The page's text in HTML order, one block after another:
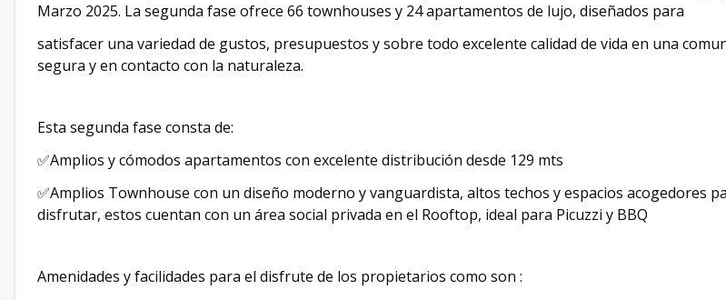
Marzo 2025. La segunda fase ofrece 66 townhouses y 24 apartamentos de lujo, diseñados para
satisfacer una variedad de gustos, presupuestos y sobre todo excelente calidad de vida en una
segura y en contacto con la naturaleza.
Esta segunda fase consta de:
✅Amplios y cómodos apartamentos con excelente distribución desde 129 mts
✅Amplios Townhouse con un diseño moderno y vanguardista, altos techos y espacios acogedores
disfrutar, estos cuentan con un área social privada en el Rooftop, ideal para Picuzzi y BBQ
Amenidades y facilidades para el disfrute de los propietarios como son :